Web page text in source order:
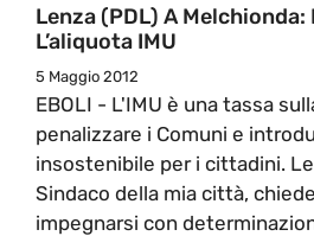
Lenza (PDL) A
L’aliquota IMU
5 Maggio 2012
EBOLI - L'IMU è una tassa
penalizzare i Comuni e
insostenibile per i cittadini.
Sindaco della mia città,
impegnarsi con